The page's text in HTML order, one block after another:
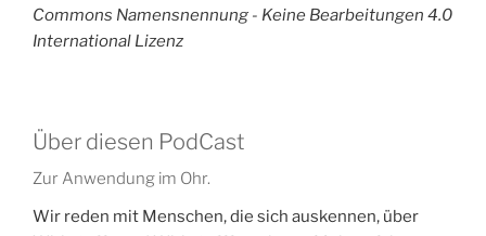
Commons Namensnennung - Keine Bearbeitungen 4.0
International Lizenz
Über diesen PodCast
Zur Anwendung im Ohr.
Wir reden mit Menschen, die sich auskennen, über